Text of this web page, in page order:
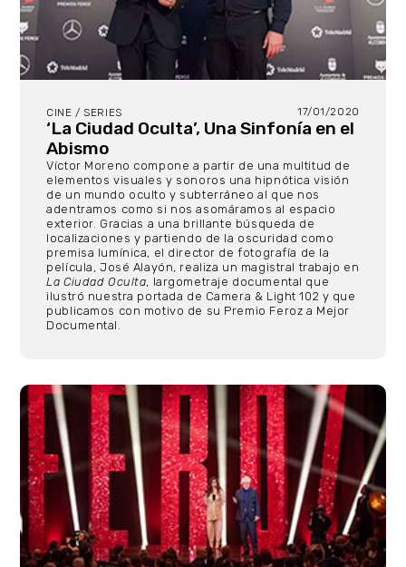
CINE / SERIES 17/01/2020
‘La Ciudad Oculta’, Una Sinfonía en el
Abismo
Víctor Moreno compone a partir de una multitud de
elementos visuales y sonoros una hipnótica visión
de un mundo oculto y subterráneo al que nos
adentramos como si nos asomáramos al espacio
exterior. Gracias a una brillante búsqueda de
localizaciones y partiendo de la oscuridad como
premisa lumínica, el director de fotografía de la
película, José Alayón, realiza un magistral trabajo en
La Ciudad Oculta, largometraje documental que
ilustró nuestra portada de Camera & Light 102 y que
publicamos con motivo de su Premio Feroz a Mejor
Documental.